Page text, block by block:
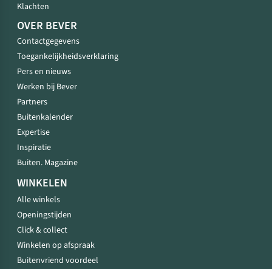
Klachten
OVER BEVER
Contactgegevens
Toegankelijkheidsverklaring
Pers en nieuws
Werken bij Bever
Partners
Buitenkalender
Expertise
Inspiratie
Buiten. Magazine
WINKELEN
Alle winkels
Openingstijden
Click & collect
Winkelen op afspraak
Buitenvriend voordeel